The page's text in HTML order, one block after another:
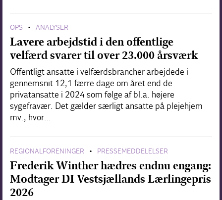
OPS • ANALYSER
Lavere arbejdstid i den offentlige
velfærd svarer til over 23.000 årsværk
Offentligt ansatte i velfærdsbrancher arbejdede i
gennemsnit 12,1 færre dage om året end de
privatansatte i 2024 som følge af bl.a. højere
sygefravær. Det gælder særligt ansatte på plejehjem
mv., hvor…
REGIONALFORENINGER • PRESSEMEDDELELSER
Frederik Winther hædres endnu engang:
Modtager DI Vestsjællands Lærlingepris
2026